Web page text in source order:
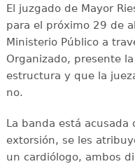
El juzgado de Mayor
para el próximo 29 de
Ministerio Público a
Organizado, presente
estructura y que la
no.
La banda está acusada
extorsión, se les
un cardiólogo, ambos